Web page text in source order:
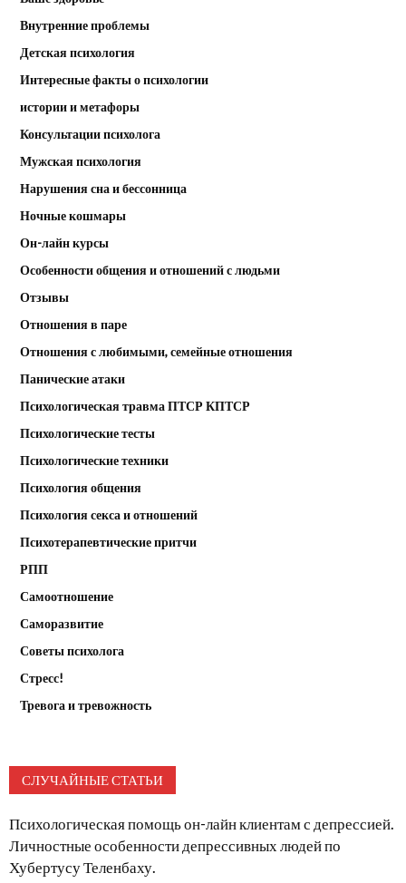
Внутренние проблемы
Детская психология
Интересные факты о психологии
истории и метафоры
Консультации психолога
Мужская психология
Нарушения сна и бессонница
Ночные кошмары
Он-лайн курсы
Особенности общения и отношений с людьми
Отзывы
Отношения в паре
Отношения с любимыми, семейные отношения
Панические атаки
Психологическая травма ПТСР КПТСР
Психологические тесты
Психологические техники
Психология общения
Психология секса и отношений
Психотерапевтические притчи
РПП
Самоотношение
Саморазвитие
Советы психолога
Стресс!
Тревога и тревожность
СЛУЧАЙНЫЕ СТАТЬИ
Психологическая помощь он-лайн клиентам с депрессией.
Личностные особенности депрессивных людей по
Хубертусу Теленбаху.